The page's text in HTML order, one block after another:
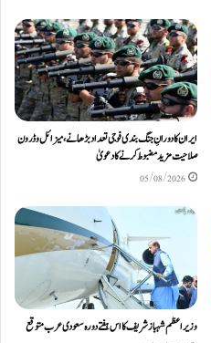
ایران کا دورانِ جنگ بندی فوجی تعداد بڑھانے، میزائل و ڈرون
صلاحیت مزید مضبوط کرنے کا دعویٰ
05/08/2026
وزیراعظم شہباز شریف کا اس ہفتے دورہ سعودی عرب متوقع